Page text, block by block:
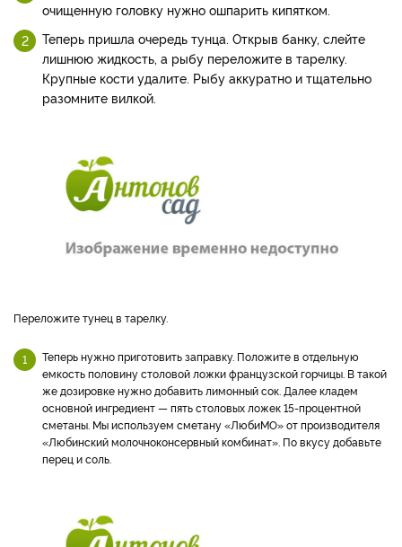
очищенную головку нужно ошпарить кипятком.
Теперь пришла очередь тунца. Открыв банку, слейте
лишнюю жидкость, а рыбу переложите в тарелку.
Крупные кости удалите. Рыбу аккуратно и тщательно
разомните вилкой.
Переложите тунец в тарелку.
Теперь нужно приготовить заправку. Положите в отдельную
емкость половину столовой ложки французской горчицы. В такой
же дозировке нужно добавить лимонный сок. Далее кладем
основной ингредиент — пять столовых ложек 15-процентной
сметаны. Мы используем сметану «ЛюбиМО» от производителя
«Любинский молочноконсервный комбинат». По вкусу добавьте
перец и соль.